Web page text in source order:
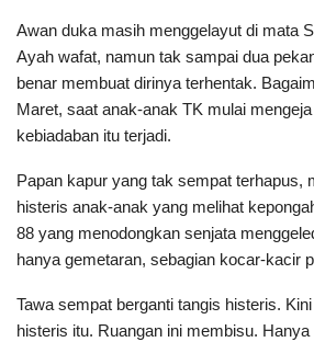
Awan duka masih menggelayut di mata
Ayah wafat, namun tak sampai dua
benar membuat dirinya terhentak.
Maret, saat anak-anak TK mulai
kebiadaban itu terjadi.
Papan kapur yang tak sempat terhapus,
histeris anak-anak yang melihat
88 yang menodongkan senjata
hanya gemetaran, sebagian kocar-kacir
Tawa sempat berganti tangis histeris.
histeris itu. Ruangan ini membisu.